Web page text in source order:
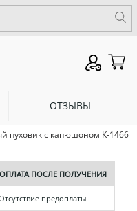
ОТЗЫВЫ
пуховик с капюшоном К-1466
ОПЛАТА ПОСЛЕ ПОЛУЧЕНИЯ
предоплаты